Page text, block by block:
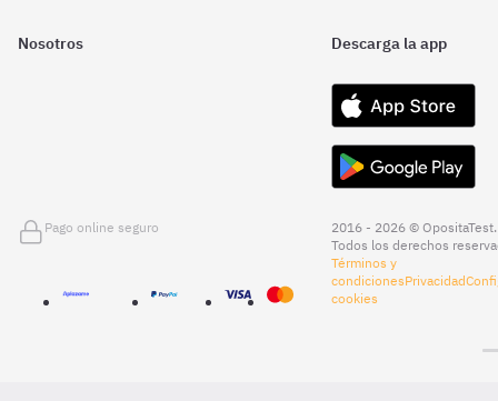
Nosotros Descarga la app
Pago online seguro
2016 - 2026 © OpositaTest.
Todos los derechos
Términos y
condicionesPrivacidad
cookies